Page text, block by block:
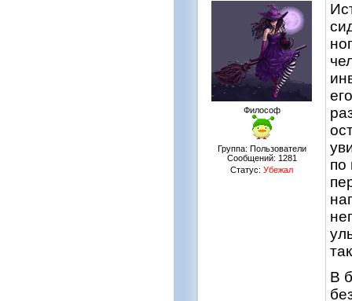
Философ
Группа: Пользователи
Сообщений: 1281
Статус: Убежал
по
В